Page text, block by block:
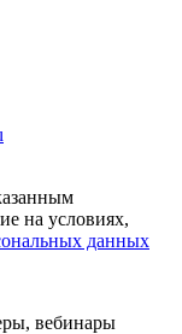
на условиях,
данных
вебинары